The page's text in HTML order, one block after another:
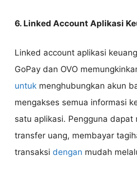
6. Linked Account Aplikasi
Linked account aplikasi
GoPay dan OVO
untuk menghubungkan akun
mengakses semua informasi
satu aplikasi. Pengguna dapat
transfer uang, membayar
transaksi dengan mudah